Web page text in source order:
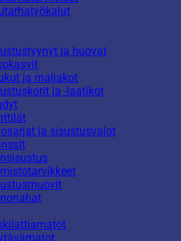
ja huovat
ja maljakot
ja -laatikot
ja sisustusvalot